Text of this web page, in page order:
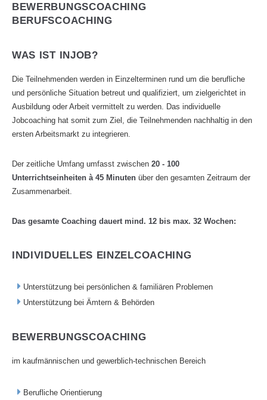
BEWERBUNGSCOACHING
BERUFSCOACHING
WAS IST INJOB?
Die Teilnehmenden werden in Einzelterminen rund um die berufliche
und persönliche Situation betreut und qualifiziert, um zielgerichtet in
Ausbildung oder Arbeit vermittelt zu werden. Das individuelle
Jobcoaching hat somit zum Ziel, die Teilnehmenden nachhaltig in den
ersten Arbeitsmarkt zu integrieren.
Der zeitliche Umfang umfasst zwischen 20 - 100
Unterrichtseinheiten à 45 Minuten über den gesamten Zeitraum der
Zusammenarbeit.
Das gesamte Coaching dauert mind. 12 bis max. 32 Wochen:
INDIVIDUELLES EINZELCOACHING
Unterstützung bei persönlichen & familiären Problemen
Unterstützung bei Ämtern & Behörden
BEWERBUNGSCOACHING
im kaufmännischen und gewerblich-technischen Bereich
Berufliche Orientierung